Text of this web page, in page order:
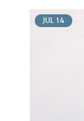
JUL 14